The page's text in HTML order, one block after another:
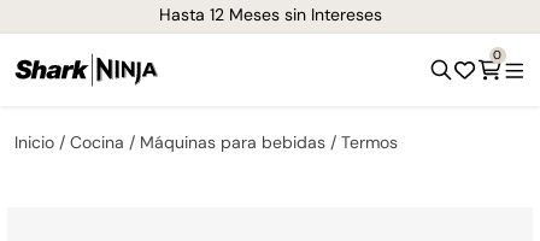
Hasta 12 Meses sin Intereses
0
Inicio Cocina Máquinas para bebidas Termos